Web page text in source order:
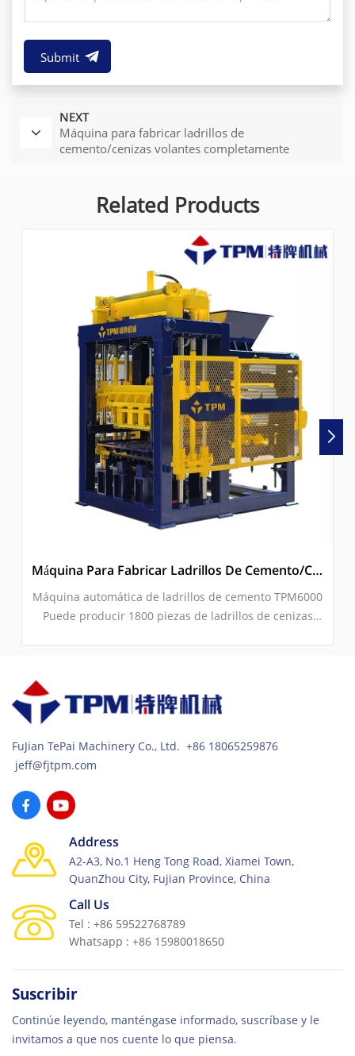
Submit
NEXT
Máquina para fabricar ladrillos de
cemento/cenizas volantes completamente
Related Products
Máquina Para Fabricar Ladrillos De Cemento/cenizas Volantes Completamente Automática A La Venta (TPM6000)
Máquina automática de ladrillos de cemento TPM6000
Puede producir 1800 piezas de ladrillos de cenizas
FuJian TePai Machinery Co., Ltd. +86 18065259876
jeff@fjtpm.com
Address
A2-A3, No.1 Heng Tong Road, Xiamei Town,
QuanZhou City, Fujian Province, China
Call Us
Tel : +86 59522768789
Whatsapp : +86 15980018650
Suscribir
Continúe leyendo, manténgase informado, suscríbase y le
invitamos a que nos cuente lo que piensa.